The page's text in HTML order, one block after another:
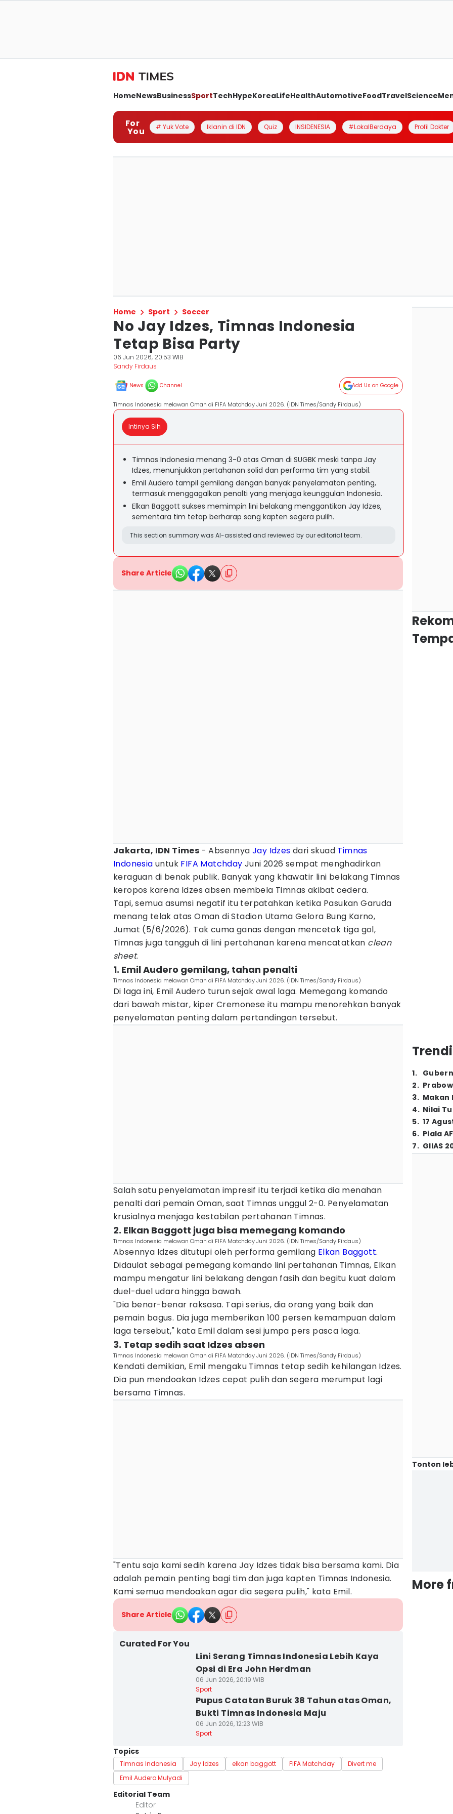
HomeNewsBusinessSportTechHypeKoreaLifeHealthAutomotiveFoodTravelScience
For
You # Yuk Vote Iklanin di IDN Quiz INSIDENESIA #LokalBerdaya Profil Dokter
Home Sport Soccer
No Jay Idzes, Timnas Indonesia
Tetap Bisa Party
06 Jun 2026, 20:53 WIB
Sandy Firdaus
News Channel Add Us on Google
Timnas Indonesia melawan Oman di FIFA Matchday Juni 2026. (IDN Times/Sandy Firdaus)
Intinya Sih
Timnas Indonesia menang 3-0 atas Oman di SUGBK meski tanpa Jay
Idzes, menunjukkan pertahanan solid dan performa tim yang stabil.
Emil Audero tampil gemilang dengan banyak penyelamatan penting,
termasuk menggagalkan penalti yang menjaga keunggulan Indonesia.
Elkan Baggott sukses memimpin lini belakang menggantikan Jay Idzes,
sementara tim tetap berharap sang kapten segera pulih.
This section summary was AI-assisted and reviewed by our editorial team.
Share Article
Jakarta, IDN Times - AbsennyaJay Idzes dari skuad Timnas
Indonesia untuk FIFA Matchday Juni 2026 sempat menghadirkan
keraguan di benak publik. Banyak yang khawatir lini belakang Timnas
keropos karena Idzes absen membela Timnas akibat cedera.
Tapi, semua asumsi negatif itu terpatahkan ketika Pasukan Garuda
menang telak atas Oman di Stadion Utama Gelora Bung Karno,
Jumat (5/6/2026). Tak cuma ganas dengan mencetak tiga gol,
Timnas juga tangguh di lini pertahanan karena mencatatkan clean
sheet.
1. Emil Audero gemilang, tahan penalti
Timnas Indonesia melawan Oman di FIFA Matchday Juni 2026. (IDN Times/Sandy Firdaus)
Di laga ini, Emil Audero turun sejak awal laga. Memegang komando
dari bawah mistar, kiper Cremonese itu mampu menorehkan banyak
penyelamatan penting dalam pertandingan tersebut.
Salah satu penyelamatan impresif itu terjadi ketika dia menahan
penalti dari pemain Oman, saat Timnas unggul 2-0. Penyelamatan
krusialnya menjaga kestabilan pertahanan Timnas.
2. Elkan Baggott juga bisa memegang komando
Timnas Indonesia melawan Oman di FIFA Matchday Juni 2026. (IDN Times/Sandy Firdaus)
Absennya Idzes ditutupi oleh performa gemilang Elkan Baggott.
Didaulat sebagai pemegang komando lini pertahanan Timnas, Elkan
mampu mengatur lini belakang dengan fasih dan begitu kuat dalam
duel-duel udara hingga bawah.
"Dia benar-benar raksasa. Tapi serius, dia orang yang baik dan
pemain bagus. Dia juga memberikan 100 persen kemampuan dalam
laga tersebut," kata Emil dalam sesi jumpa pers pasca laga.
3. Tetap sedih saat Idzes absen
Timnas Indonesia melawan Oman di FIFA Matchday Juni 2026. (IDN Times/Sandy Firdaus)
Kendati demikian, Emil mengaku Timnas tetap sedih kehilangan Idzes.
Dia pun mendoakan Idzes cepat pulih dan segera merumput lagi
bersama Timnas.
"Tentu saja kami sedih karena Jay Idzes tidak bisa bersama kami. Dia
adalah pemain penting bagi tim dan juga kapten Timnas Indonesia.
Kami semua mendoakan agar dia segera pulih," kata Emil.
Share Article
Curated For You
Lini Serang Timnas Indonesia Lebih Kaya
Opsi di Era John Herdman
06 Jun 2026, 20:19 WIB
Sport
Pupus Catatan Buruk 38 Tahun atas Oman,
Bukti Timnas Indonesia Maju
06 Jun 2026, 12:23 WIB
Sport
Topics
Timnas Indonesia Jay Idzes elkan baggott FIFA Matchday
Divert me
Emil Audero Mulyadi
Editorial Team
Editor
1.
2.
3. Makan
4. Nilai
5. 17
6. Piala
7. GIIAS
Tonton
More